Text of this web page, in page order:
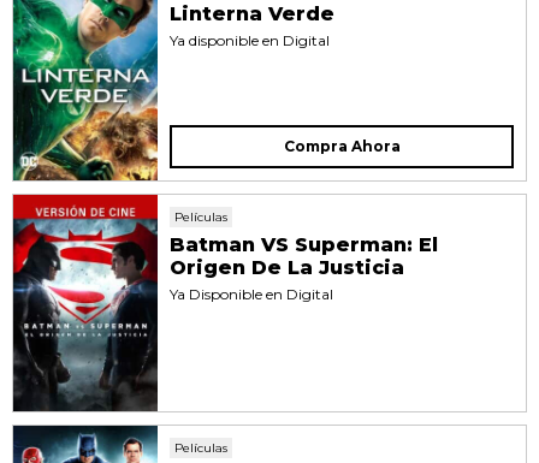
Linterna Verde
Ya disponible en Digital
Compra Ahora
Películas
Batman VS Superman: El
Origen De La Justicia
Ya Disponible en Digital
Películas